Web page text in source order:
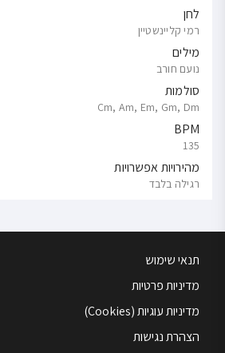
לחן
רמי קליינשטיין
מילים
נועם חורב
סולמות
Cm, Am, Em, Gm, Dm
BPM
135
מהירויות אפשרויות
רגילה בלבד
תנאי שימוש
מדיניות פרטיות
מדיניות עוגיות (Cookies)
הצהרת נגישות